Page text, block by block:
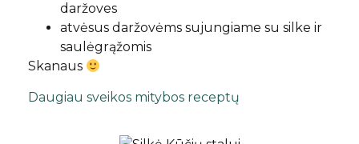
daržoves
atvėsus daržovėms sujungiame su silke ir
saulėgrąžomis
Skanaus
Daugiau sveikos mitybos receptų